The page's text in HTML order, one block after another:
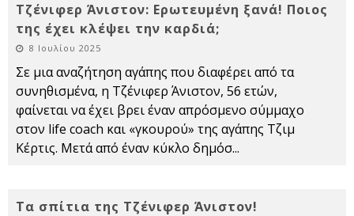
Τζένιφερ Άνιστον: Ερωτευμένη ξανά! Ποιος
της έχει κλέψει την καρδιά;
8 Ιουλίου 2025
Σε μια αναζήτηση αγάπης που διαφέρει από τα
συνηθισμένα, η Τζένιφερ Άνιστον, 56 ετών,
φαίνεται να έχει βρει έναν απρόσμενο σύμμαχο
στον life coach και «γκουρού» της αγάπης Τζιμ
Κέρτις. Μετά από έναν κύκλο δημόσ...
Τα σπίτια της Τζένιφερ Άνιστον!